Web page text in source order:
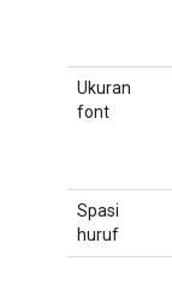
Ukuran
font
Spasi
huruf